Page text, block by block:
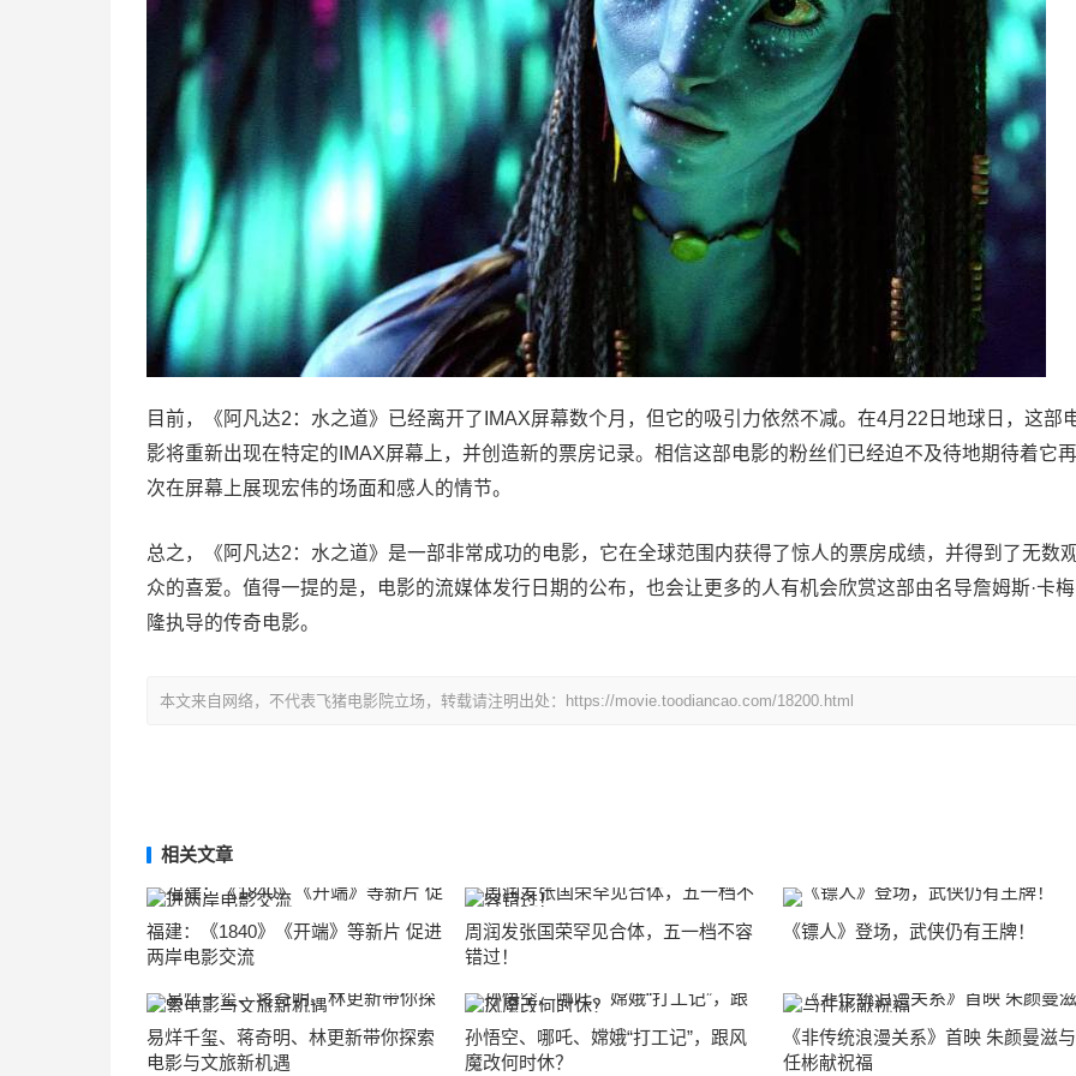
目前，《阿凡达2：水之道》已经离开了IMAX屏幕数个月，但它的吸引力依然不减。在4月22日地球日，这部
影将重新出现在特定的IMAX屏幕上，并创造新的票房记录。相信这部电影的粉丝们已经迫不及待地期待着它再
次在屏幕上展现宏伟的场面和感人的情节。
总之，《阿凡达2：水之道》是一部非常成功的电影，它在全球范围内获得了惊人的票房成绩，并得到了无数
众的喜爱。值得一提的是，电影的流媒体发行日期的公布，也会让更多的人有机会欣赏这部由名导詹姆斯·卡梅
隆执导的传奇电影。
本文来自网络，不代表飞猪电影院立场，转载请注明出处：https://movie.toodiancao.com/18200.html
相关文章
福建：《1840》《开端》等新片 促进
两岸电影交流
周润发张国荣罕见合体，五一档不容
错过！
《镖人》登场，武侠仍有王牌！
易烊千玺、蒋奇明、林更新带你探索
电影与文旅新机遇
孙悟空、哪吒、嫦娥“打工记”，跟风
魔改何时休？
《非传统浪漫关系》首映 朱颜曼滋与
任彬献祝福